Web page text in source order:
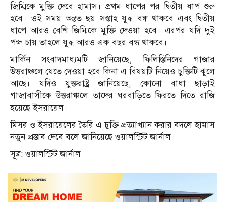
জিম্মিকে মুক্তি দেবে হামাস। প্রথম ধাপের পর দ্বিতীয় ধাপ শুরু
হবে। ওই সময় অন্তত ছয় সপ্তাহ যুদ্ধ বন্ধ থাকবে এবং দ্বিতীয়
ধাপে আরও বেশি জিম্মিকে মুক্তি দেওয়া হবে। এরপর যদি দুই
পক্ষ চায় তাহলে যুদ্ধ আরও এক বছর বন্ধ থাকবে।
মার্কিন সংবাদমাধ্যমটি জানিয়েছে, ফিলিস্তিনিদের গাজার
উত্তরাঞ্চলে যেতে দেওয়া হবে কিনা এ বিষয়টি নিয়েও চুক্তিটি ঝুলে
আছে। যদিও যুক্তরাষ্ট্র জানিয়েছে, কোনো বাধা ছাড়াই
গাজাবাসীকে উত্তরাঞ্চলে তাদের ঘরবাড়িতে ফিরতে দিতে রাজি
হয়েছে ইসরায়েল।
মিসর ও ইসরায়েলের তৈরি এ চুক্তি প্রত্যাখ্যান করার বদলে হামাস
নতুন প্রস্তাব দেবে বলে জানিয়েছে ওয়ালস্ট্রিট জার্নাল।
সূত্র: ওয়ালস্ট্রিট জার্নাল